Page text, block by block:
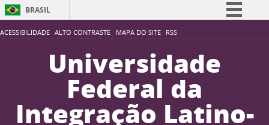
ACESSIBILIDADE ALTO CONTRASTE MAPA DO SITE RSS
BRASIL
Simplifique!
Participe
Acesso à informação
Legislação
Universidade
Federal da
Integração Latino-